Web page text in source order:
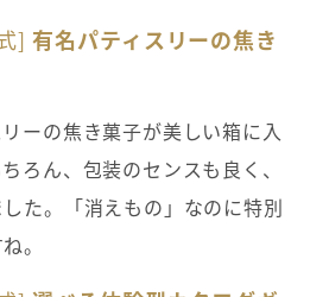
]有名パティスリーの焦き
ーの焦き菓子が美しい箱に入
ろん、包装のセンスも良く、
た。「消えもの」なのに特別
。